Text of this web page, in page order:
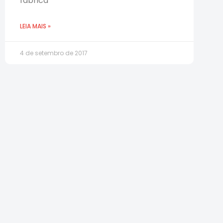
LEIA MAIS »
4 de setembro de 2017